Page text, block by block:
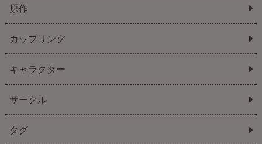
原作
カップリング
キャラクター
サークル
タグ